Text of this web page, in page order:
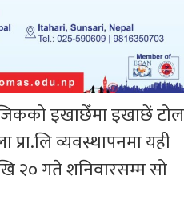
इखाछेँमा इखाछें टोल
व्यवस्थापनमा यही
२० गते शनिवारसम्म सो